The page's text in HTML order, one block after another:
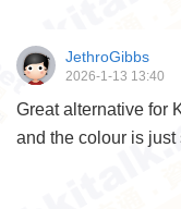
JethroGibbs
2026-1-13 13:40
Great alternative for
and the colour is just